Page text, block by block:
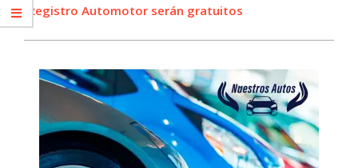
Registro Automotor serán gratuitos